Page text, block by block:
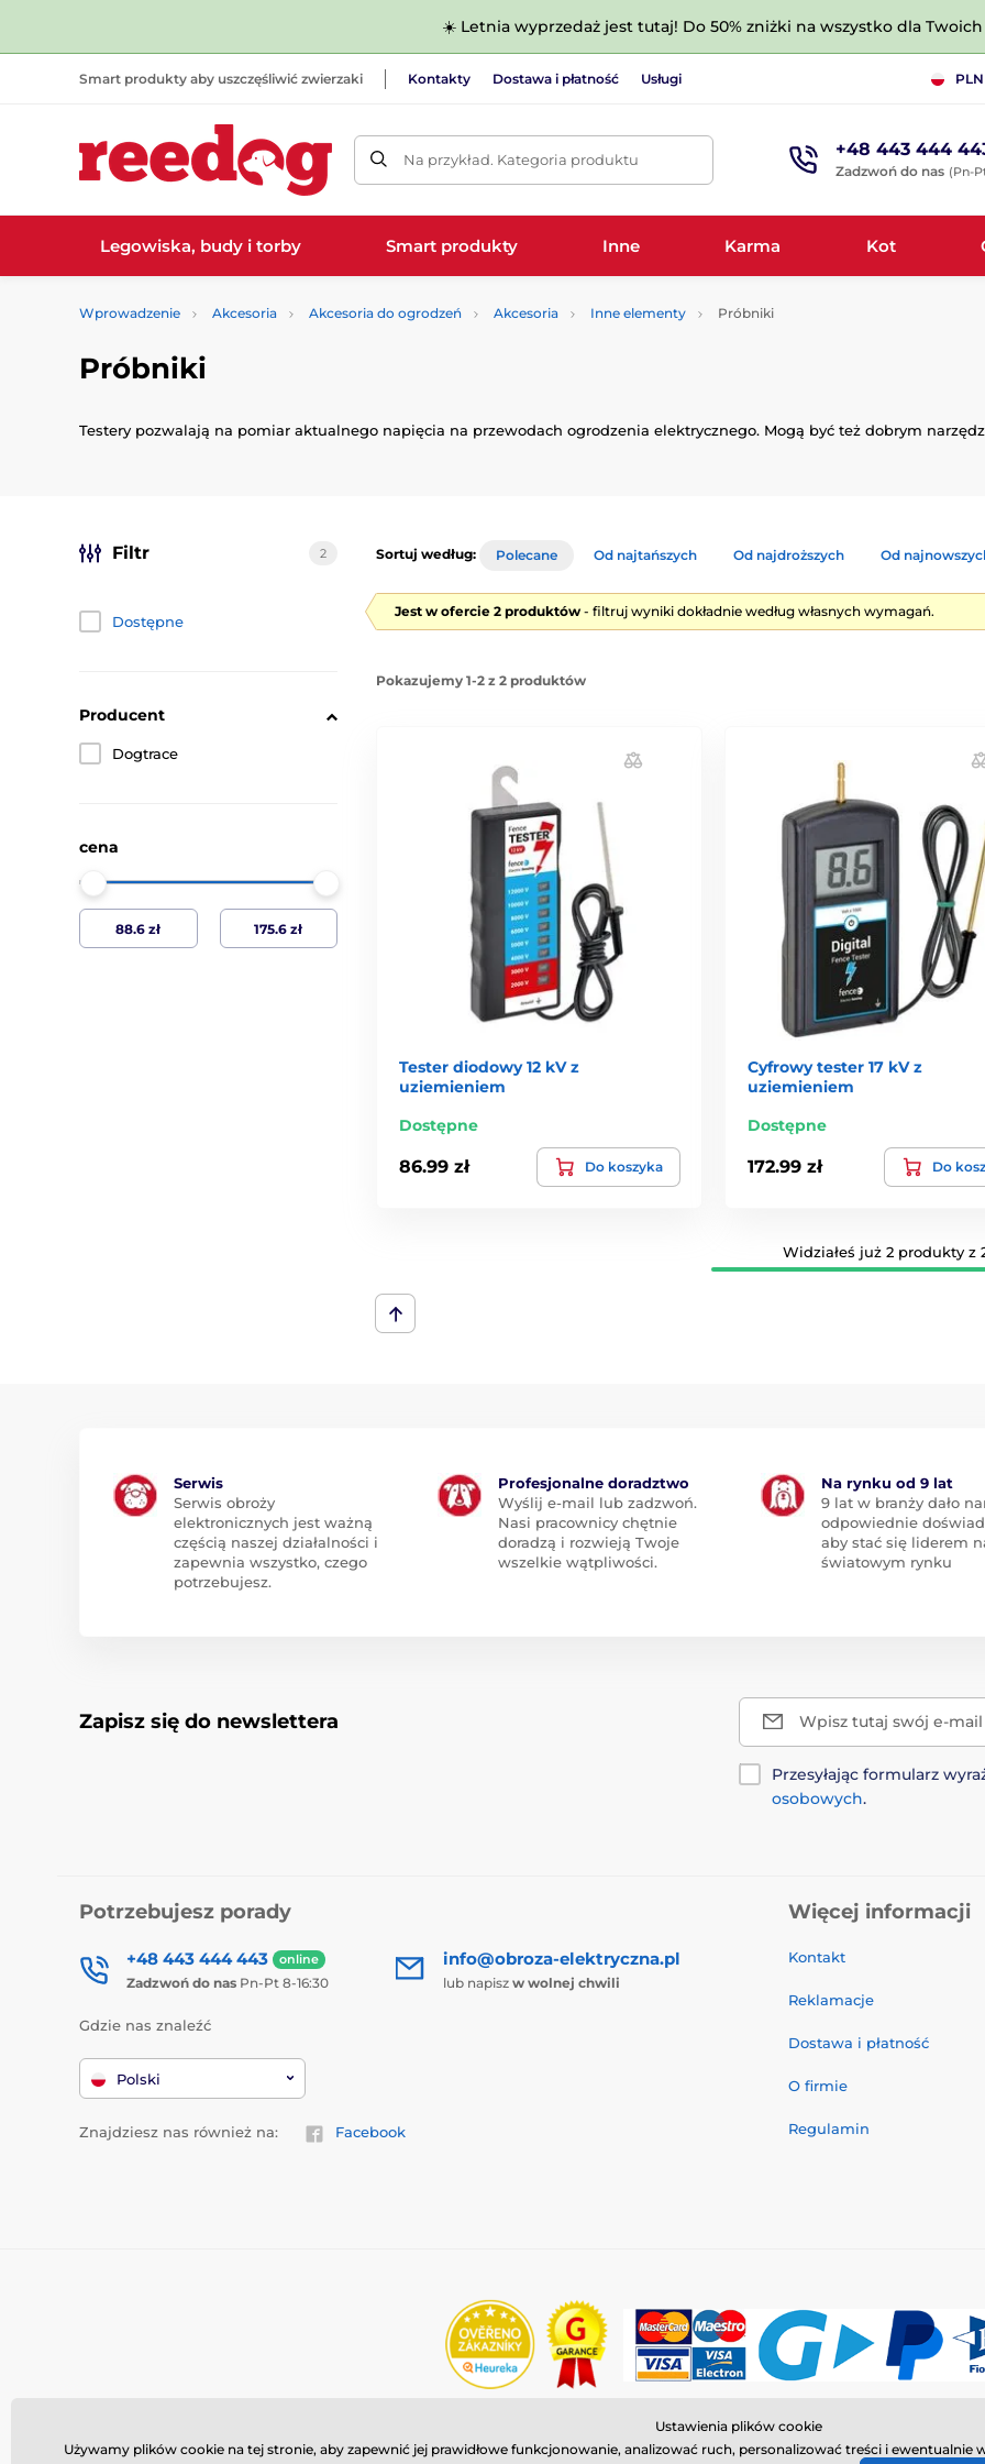
☀️ Letnia wyprzedaż jest tutaj! Do 50% zniżki na wszystko dla
Smart produkty aby uszczęśliwić zwierzaki Kontakty Dostawa i płatność Usługi PLN
Na przykład. Kategoria produktu +48 443 444
Zadzwoń do nas (Pn-
Legowiska, budy i torby Smart produkty Inne Karma Kot
Wprowadzenie Akcesoria Akcesoria do ogrodzeń Akcesoria Inne elementy Próbniki
Próbniki
Testery pozwalają na pomiar aktualnego napięcia na przewodach ogrodzenia elektrycznego. Mogą być też dobrym
Filtr 2
Dostępne
Producent
Dogtrace
cena
Sortuj według: Polecane Od najtańszych Od najdroższych Od
Jest w ofercie 2 produktów - filtruj wyniki dokładnie według własnych wymagań.
Pokazujemy 1-2 z 2 produktów
Tester diodowy 12 kV z
uziemieniem
Dostępne
86.99 zł Do koszyka
Cyfrowy tester 17 kV z
uziemieniem
Dostępne
172.99 zł Do
Widziałeś już 2 produkty z
Serwis
Serwis obroży
elektronicznych jest ważną
częścią naszej działalności i
zapewnia wszystko, czego
potrzebujesz.
Profesjonalne doradztwo
Wyślij e-mail lub zadzwoń.
Nasi pracownicy chętnie
doradzą i rozwieją Twoje
wszelkie wątpliwości.
Na rynku od 9 lat
9 lat w branży dało
odpowiednie
aby stać się liderem
światowym rynku
Zapisz się do newslettera Wpisz tutaj swój e-mail
Przesyłając formularz
osobowych.
Potrzebujesz porady
+48 443 444 443 online
Zadzwoń do nas Pn-Pt 8-16:30
info@obroza-elektryczna.pl
lub napisz w wolnej chwili
Gdzie nas znaleźć
Polski
Znajdziesz nas również na: Facebook
Więcej informacji
Kontakt
Reklamacje
Dostawa i płatność
O firmie
Regulamin
© 2026 www.reedog.pl ⦁ Utworzono e-sklep
Ustawienia plików cookie
Używamy plików cookie na tej stronie, aby zapewnić jej prawidłowe funkcjonowanie, analizować ruch, personalizować treści i